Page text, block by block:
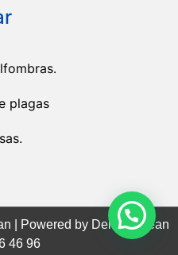
plagas
| Powered by Deluxe Clean
46 96